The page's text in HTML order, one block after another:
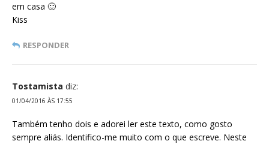
em casa 🙂
Kiss
RESPONDER
Tostamista diz:
01/04/2016 ÀS 17:55
Também tenho dois e adorei ler este texto, como gosto
sempre aliás. Identifico-me muito com o que escreve. Neste